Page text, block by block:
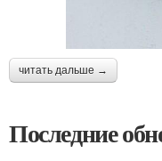
читать дальше →
Последние